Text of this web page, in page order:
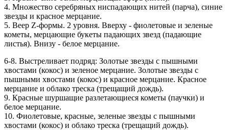
4. Множество серебряных ниспадающих нитей (парча), синие
звезды и красное мерцание.
5. Веер Z-формы. 2 уровня. Вверху - фиолетовые и зеленые
кометы, мерцающие букеты падающих звезд (падающие
листья). Внизу - белое мерцание.
6-8. Выстреливает подряд: Золотые звезды с пышными
хвостами (кокос) и зеленое мерцание. Золотые звезды с
пышными хвостами (кокос) и красное мерцание. Красное
мерцание и облако треска (трещащий дождь).
9. Красные шуршащие разлетающиеся кометы (паучки) и
белое мерцание.
10. Фиолетовые, красные, зеленые звезды с пышными
хвостами (кокос) и облако треска (трещащий дождь).